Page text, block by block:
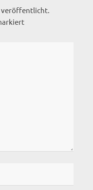
veröffentlicht.